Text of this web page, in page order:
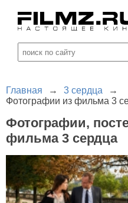
Главная → 3 сердца
→
Фотографии из фильма 3
Фотографии,
фильма 3 сердца